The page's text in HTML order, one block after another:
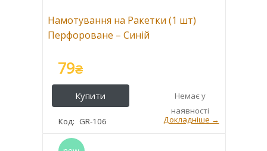
Намотування на Ракетки (1 шт)
Перфороване – Синій
GR-106
79₴